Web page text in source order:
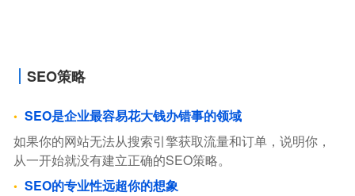
SEO策略
SEO是企业最容易花大钱办错事的领域
如果你的网站无法从搜索引擎获取流量和订单，说明你，
从一开始就没有建立正确的SEO策略。
SEO的专业性远超你的想象